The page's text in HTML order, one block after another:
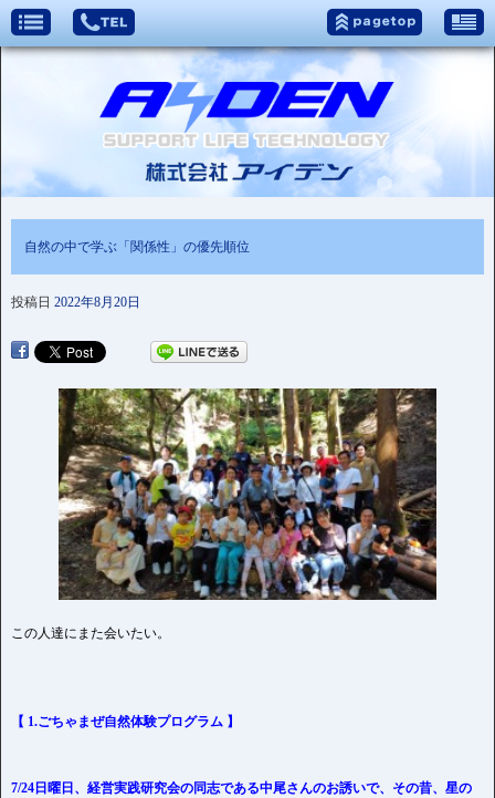
自然の中で学ぶ「関係性」の優先順位
投稿日 2022年8月20日
この人達にまた会いたい。
【 1.ごちゃまぜ自然体験プログラム 】
7/24日曜日、経営実践研究会の同志である中尾さんのお誘いで、その昔、星の